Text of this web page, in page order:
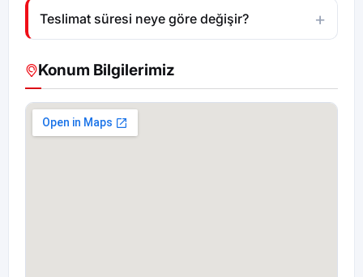
Teslimat süresi neye göre değişir?
Konum Bilgilerimiz